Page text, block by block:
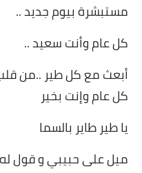
مستبشرة بيوم جديد ..
كل عام وأنت سعيد ..
أبعث مع كل طير ..من
كل عام وإنت بخير
يا طير طاير بالسما
ميل على حبيبي و قول له